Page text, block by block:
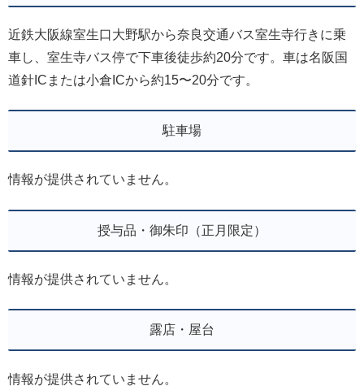
近鉄大阪線室生口大野駅から奈良交通バス室生寺行きに乗
車し、室生寺バス停で下車後徒歩約20分です。車は名阪国
道針ICまたは小倉ICから約15〜20分です。
駐車場
情報が提供されていません。
授与品・御朱印（正月限定）
情報が提供されていません。
露店・屋台
情報が提供されていません。